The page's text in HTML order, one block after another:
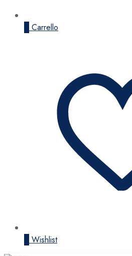
Carrello
Wishlist